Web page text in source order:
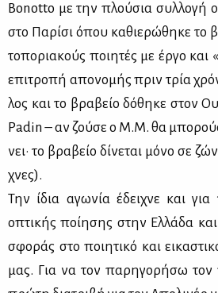
Bonotto με την πλού­σια συλ­λο­γή
στο Πα­ρί­σι όπου κα­θιε­ρώ­θη­κε το
το­πο­ρια­κούς ποι­η­τές με έρ­γο και
επι­τρο­πή απο­νο­μής πριν τρία
λος και το βρα­βείο δό­θη­κε στον
Padin – αν ζού­σε ο Μ.Μ. θα
νει· το βρα­βείο δί­νε­ται μό­νο σε
χνες).
Την ίδια αγω­νία έδει­χνε και
οπτι­κής ποί­η­σης στην Ελ­λά­δα
σφο­ράς στο ποι­η­τι­κό και
μας. Για να τον πα­ρη­γο­ρή­σω